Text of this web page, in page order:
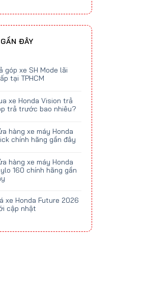
ĐÂY
góp xe SH Mode lãi
tại TPHCM
xe Honda Vision trả
trả trước bao nhiêu?
hàng xe máy Honda
chính hãng gần đây
hàng xe máy Honda
160 chính hãng gần
xe Honda Future 2026
cập nhật